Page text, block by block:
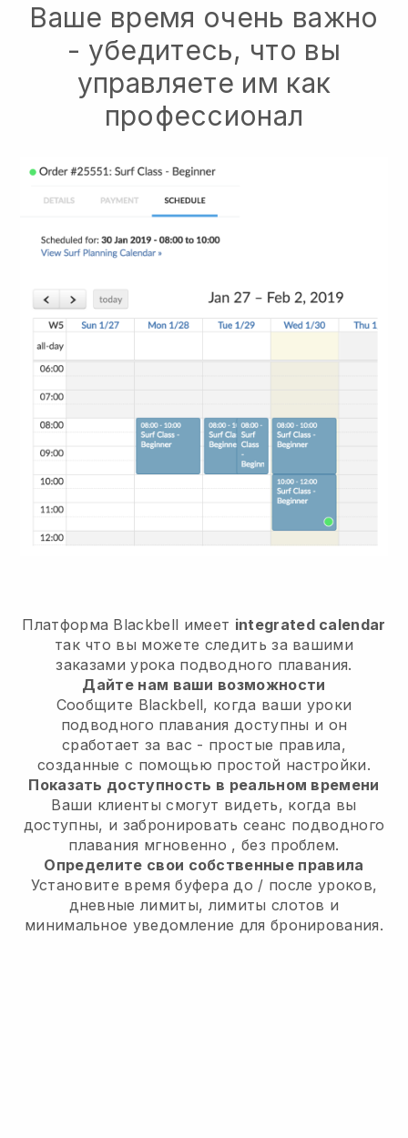
Ваше время очень важно
- убедитесь, что вы
управляете им как
профессионал
Платформа Blackbell имеет integrated calendar
так что вы можете следить за вашими
заказами урока подводного плавания.
Дайте нам ваши возможности
Сообщите Blackbell, когда ваши уроки
подводного плавания доступны и он
сработает за вас - простые правила,
созданные с помощью простой настройки.
Показать доступность в реальном времени
Ваши клиенты смогут видеть, когда вы
доступны, и забронировать сеанс подводного
плавания мгновенно , без проблем.
Определите свои собственные правила
Установите время буфера до / после уроков,
дневные лимиты, лимиты слотов и
минимальное уведомление для бронирования.